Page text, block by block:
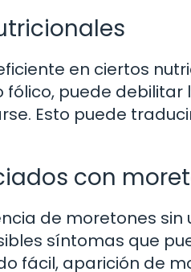
en ciertos
fólico, puede
Esto puede
con
de moretones
síntomas que
fácil, aparición de